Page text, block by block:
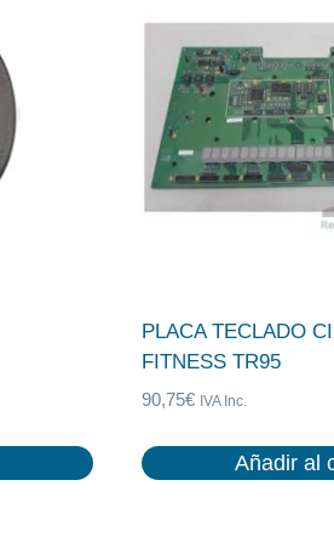
PLACA TECLADO
FITNESS TR95
90,75€ IVA Inc.
Añadir al